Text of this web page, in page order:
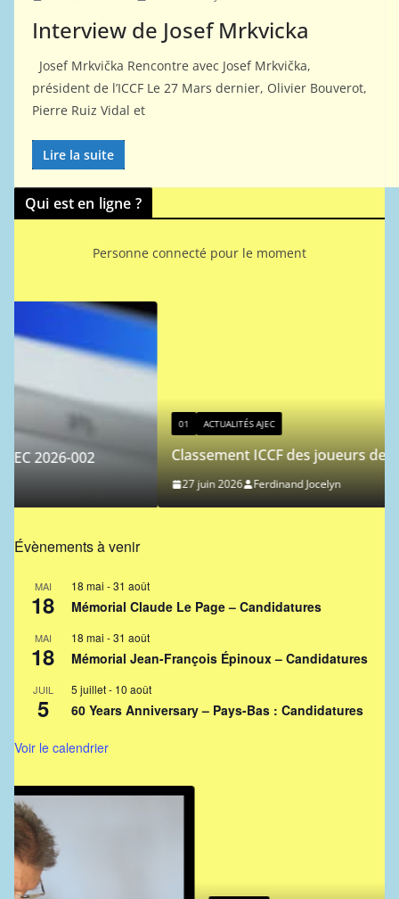
Interview de Josef Mrkvicka
Josef Mrkvička Rencontre avec Josef Mrkvička,
président de l’ICCF Le 27 Mars dernier, Olivier Bouverot,
Pierre Ruiz Vidal et
Lire la suite
Qui est en ligne ?
Personne connecté pour le moment
Classement ICCF des joueurs de l’AJEC – 2026/3
Ferdinand Jocelyn
Évènements à venir
MAI
18
18 mai -31 août
Mémorial Claude Le Page – Candidatures
MAI
18
18 mai -31 août
Mémorial Jean-François Épinoux – Candidatures
JUIL
5
5 juillet- 10 août
60 Years Anniversary – Pays-Bas : Candidatures
Voir le calendrier